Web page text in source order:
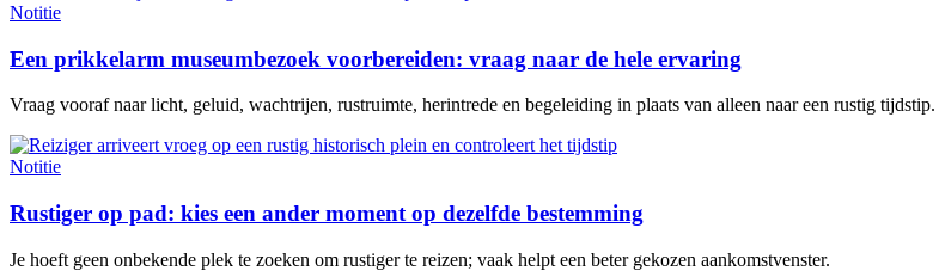
Notitie
Een prikkelarm museumbezoek voorbereiden: vraag naar de hele ervaring
Vraag vooraf naar licht, geluid, wachtrijen, rustruimte, herintrede en begeleiding in plaats van alleen naar een rustig tijdstip.
Notitie
Rustiger op pad: kies een ander moment op dezelfde bestemming
Je hoeft geen onbekende plek te zoeken om rustiger te reizen; vaak helpt een beter gekozen aankomstvenster.